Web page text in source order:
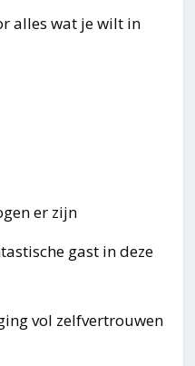
alles wat je wilt in
er zijn
gast in deze
vol zelfvertrouwen